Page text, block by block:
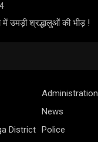
उमड़ी श्रद्धालुओं की भीड़ !
Administration
News
District
Police